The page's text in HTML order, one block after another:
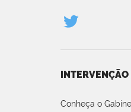
INTERVENÇÃO
Conheça o